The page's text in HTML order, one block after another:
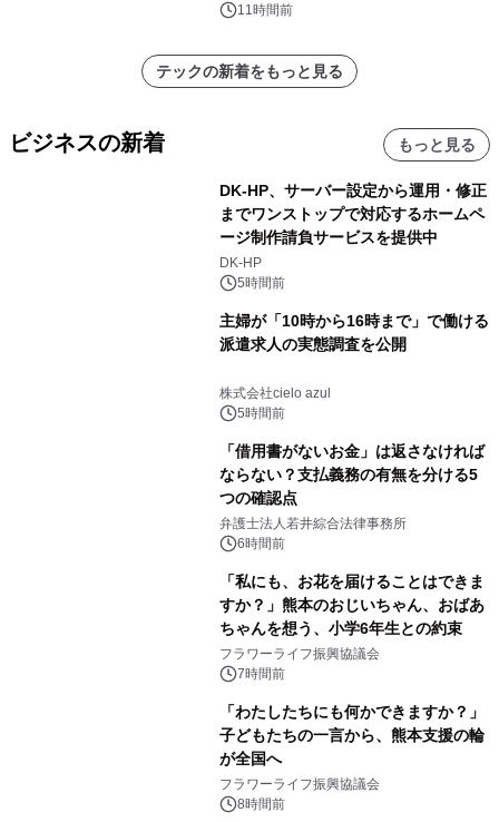
11時間前
テックの新着をもっと見る
ビジネスの新着 もっと見る
DK-HP、サーバー設定から運用・修正
までワンストップで対応するホームペ
ージ制作請負サービスを提供中
DK-HP
5時間前
主婦が「10時から16時まで」で働ける
派遣求人の実態調査を公開
株式会社cielo azul
5時間前
「借用書がないお金」は返さなければ
ならない？支払義務の有無を分ける5
つの確認点
弁護士法人若井綜合法律事務所
6時間前
「私にも、お花を届けることはできま
すか？」熊本のおじいちゃん、おばあ
ちゃんを想う、小学6年生との約束
フラワーライフ振興協議会
7時間前
「わたしたちにも何かできますか？」
子どもたちの一言から、熊本支援の輪
が全国へ
フラワーライフ振興協議会
8時間前